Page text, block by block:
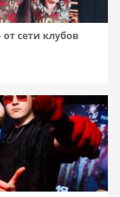
сети клубов